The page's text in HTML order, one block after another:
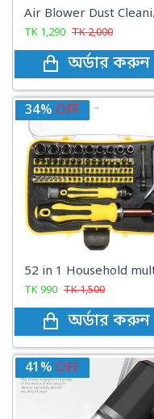
5.0(5 reviews)
TK3,200 TK4,500
অর্ডার করুন
29%OFF
999 TK1,400
অর্ডার করুন
38%